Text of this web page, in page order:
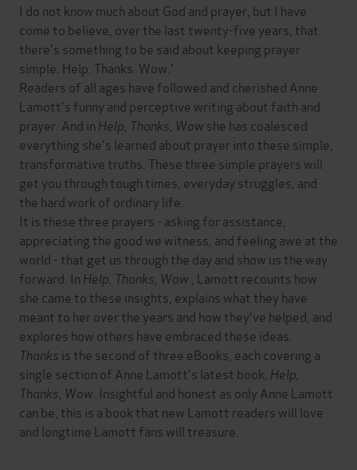
I do not know much about God and prayer, but I have
come to believe, over the last twenty-five years, that
there's something to be said about keeping prayer
simple. Help. Thanks. Wow.'
Readers of all ages have followed and cherished Anne
Lamott's funny and perceptive writing about faith and
prayer. And in Help, Thanks, Wow she has coalesced
everything she's learned about prayer into these simple,
transformative truths. These three simple prayers will
get you through tough times, everyday struggles, and
the hard work of ordinary life.
It is these three prayers - asking for assistance,
appreciating the good we witness, and feeling awe at the
world - that get us through the day and show us the way
forward. In Help, Thanks, Wow , Lamott recounts how
she came to these insights, explains what they have
meant to her over the years and how they've helped, and
explores how others have embraced these ideas.
Thanks is the second of three eBooks, each covering a
single section of Anne Lamott's latest book, Help,
Thanks, Wow . Insightful and honest as only Anne Lamott
can be, this is a book that new Lamott readers will love
and longtime Lamott fans will treasure.